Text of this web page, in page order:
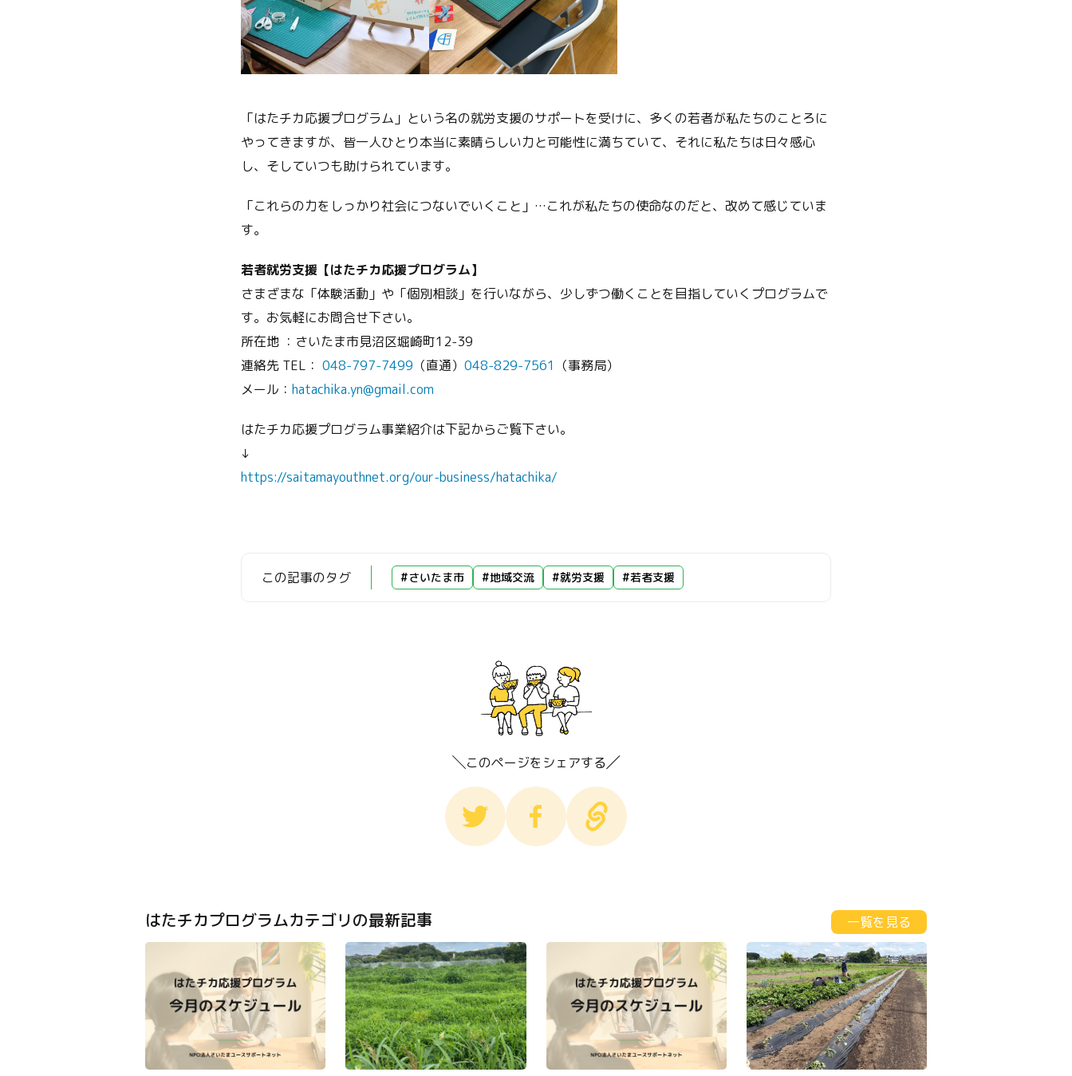
「はたチカ応援プログラム」という名の就労支援のサポートを受けに、多くの若者が私たちのことろに
やってきますが、皆一人ひとり本当に素晴らしい力と可能性に満ちていて、それに私たちは日々感心
し、そしていつも助けられています。
「これらの力をしっかり社会につないでいくこと」…これが私たちの使命なのだと、改めて感じていま
す。
若者就労支援【はたチカ応援プログラム】
さまざまな「体験活動」や「個別相談」を行いながら、少しずつ働くことを目指していくプログラムで
す。お気軽にお問合せ下さい。
所在地 ：さいたま市見沼区堀崎町12-39
連絡先 TEL： 048-797-7499 （直通） 048-829-7561 （事務局）
メール： hatachika.yn@gmail.com
はたチカ応援プログラム事業紹介は下記からご覧下さい。
↓
https://saitamayouthnet.org/our-business/hatachika/
この記事のタグ #さいたま市 #地域交流 #就労支援 #若者支援
このページをシェアする
はたチカプログラムカテゴリの最新記事 一覧を見る